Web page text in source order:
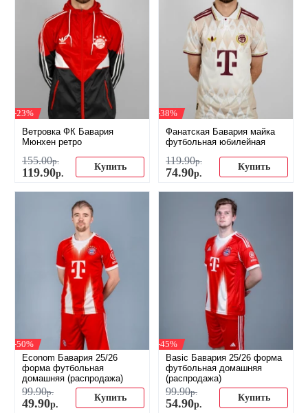
-23%
Ветровка ФК Бавария
Мюнхен ретро
155.00р.
119.90р.
Купить
-38%
Фанатская Бавария майка
футбольная юбилейная
119.90р.
74.90р.
Купить
-50%
Econom Бавария 25/26
форма футбольная
домашняя (распродажа)
99.90р.
49.90р.
Купить
-45%
Basic Бавария 25/26 форма
футбольная домашняя
(распродажа)
99.90р.
54.90р.
Купить